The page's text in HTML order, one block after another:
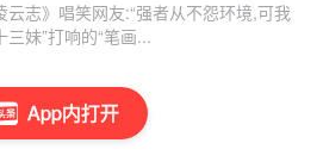
App内打开
志》唱笑网友:“强者从不怨环境,可我
妹”打响的“笔画...